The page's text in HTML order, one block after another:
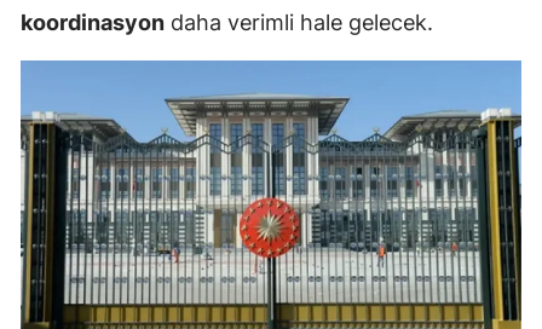
koordinasyon daha verimli hale gelecek.